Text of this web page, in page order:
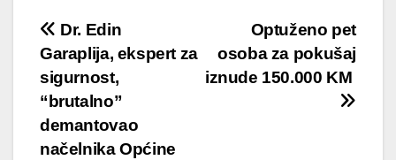
Post
navigation
Optuženo pet
osoba za pokušaj
iznude 150.000 KM
Dr. Edin
Garaplija, ekspert za
sigurnost,
“brutalno”
demantovao
načelnika Općine